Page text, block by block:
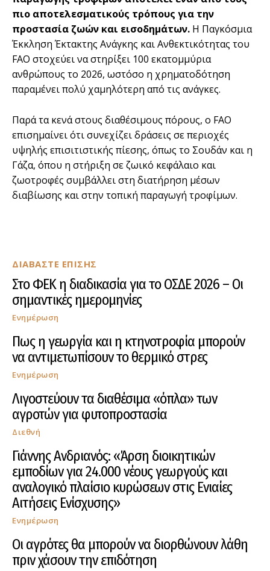
ΔΙΑΒΑΣΤΕ ΕΠΙΣΗΣ
Στο ΦΕΚ η διαδικασία για το ΟΣΔΕ 2026 – Οι
σημαντικές ημερομηνίες
Ενημέρωση
Πως η γεωργία και η κτηνοτροφία μπορούν
να αντιμετωπίσουν το θερμικό στρες
Ενημέρωση
Λιγοστεύουν τα διαθέσιμα «όπλα» των
αγροτών για φυτοπροστασία
Διεθνή
Γιάννης Ανδριανός: «Άρση διοικητικών
εμποδίων για 24.000 νέους γεωργούς και
αναλογικό πλαίσιο κυρώσεων στις Ενιαίες
Αιτήσεις Ενίσχυσης»
Ενημέρωση
Οι αγρότες θα μπορούν να διορθώνουν λάθη
πριν χάσουν την επιδότηση
πιο αποτελεσματικούς τρόπους για την
προστασία ζωών και εισοδημάτων. Η Παγκόσμια
Έκκληση Έκτακτης Ανάγκης και Ανθεκτικότητας του
FAO στοχεύει να στηρίξει 100 εκατομμύρια
ανθρώπους το 2026, ωστόσο η χρηματοδότηση
παραμένει πολύ χαμηλότερη από τις ανάγκες.
Παρά τα κενά στους διαθέσιμους πόρους, ο FAO
επισημαίνει ότι συνεχίζει δράσεις σε περιοχές
υψηλής επισιτιστικής πίεσης, όπως το Σουδάν και η
Γάζα, όπου η στήριξη σε ζωικό κεφάλαιο και
ζωοτροφές συμβάλλει στη διατήρηση μέσων
διαβίωσης και στην τοπική παραγωγή τροφίμων.